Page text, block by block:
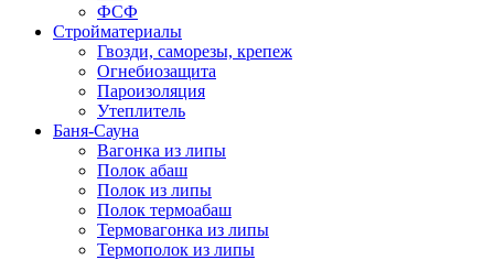
ФСФ
Стройматериалы
Гвозди, саморезы, крепеж
Огнебиозащита
Пароизоляция
Утеплитель
Баня-Сауна
Вагонка из липы
Полок абаш
Полок из липы
Полок термоабаш
Термовагонка из липы
Термополок из липы